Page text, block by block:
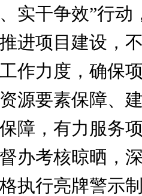
实干争效”行动
进项目建设，
作力度，确保
源要素保障、
障，有力服务
办考核晾晒，
执行亮牌警示